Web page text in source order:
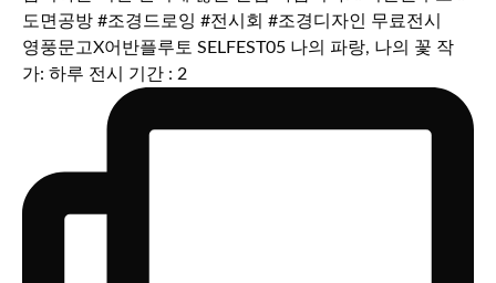
영풍문고X어반플루토 SELFEST05 나의 파랑, 나의 꽃 작
가: 하루 전시 기간 : 2